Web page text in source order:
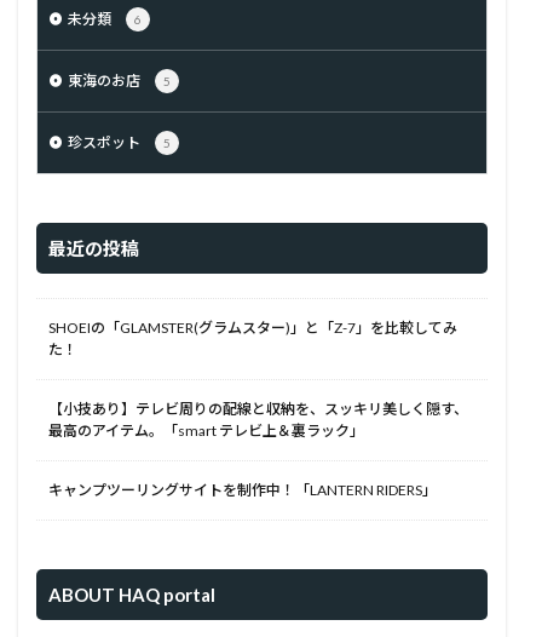
未分類 6
東海のお店 5
珍スポット 5
最近の投稿
SHOEIの「GLAMSTER(グラムスター)」と「Z-7」を比較してみ
た！
【小技あり】テレビ周りの配線と収納を、スッキリ美しく隠す、
最高のアイテム。「smart テレビ上＆裏ラック」
キャンプツーリングサイトを制作中！「LANTERN RIDERS」
ABOUT HAQ portal